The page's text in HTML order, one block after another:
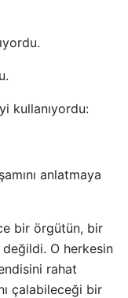
kullanıyordu:
anlatmaya
bir örgütün, bir
O herkesin
rahat
çalabileceği bir